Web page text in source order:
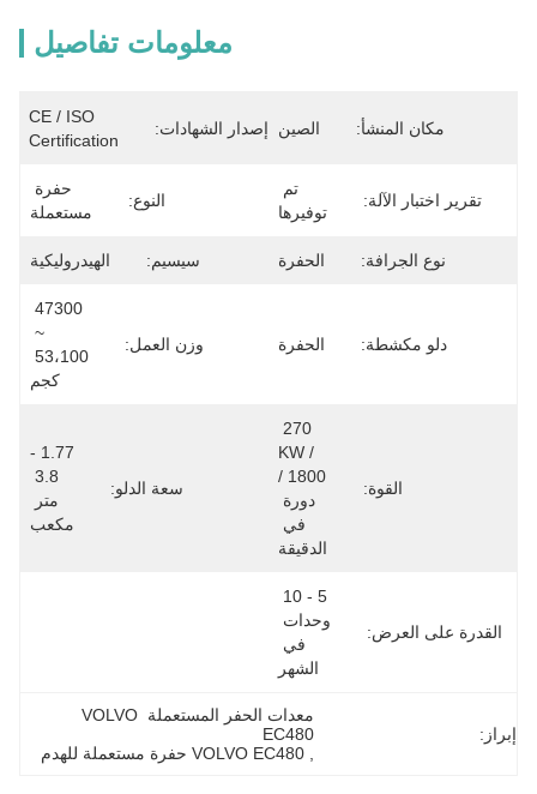
معلومات تفاصيل
مكان المنشأ: الصين إصدار الشهادات:
CE / ISO
Certification
تقرير اختبار الآلة:
توفيرها
النوع:
مستعملة
نوع الجرافة: الحفرة سيسيم: الهيدروليكية
دلو مكشطة: الحفرة وزن العمل:
كجم
القوة:
/KW
1800 /
الدقيقة
سعة الدلو:
مكعب
القدرة على العرض:
الشهر
إبراز:
معدات الحفر المستعملة VOLVO
EC480
, VOLVO EC480 حفرة مستعملة للهدم